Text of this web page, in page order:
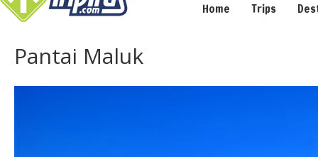
Home Trips
Pantai Maluk